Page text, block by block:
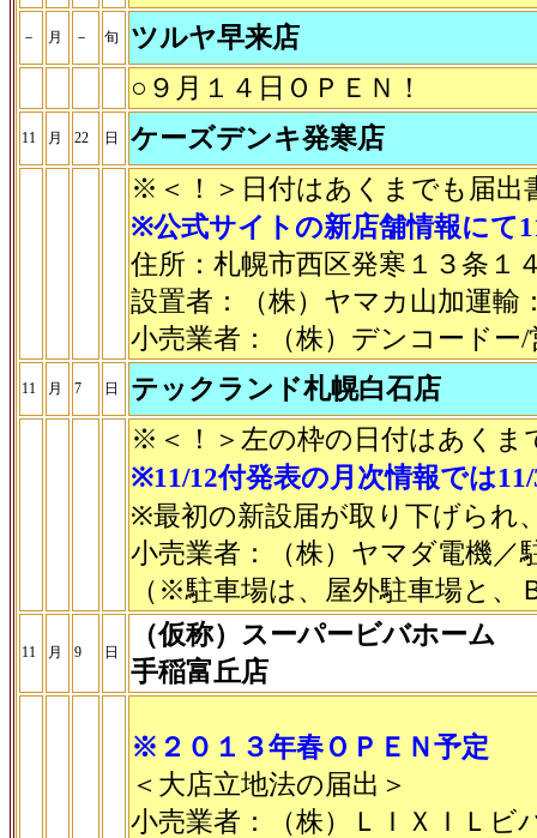
－ 月 － 旬
ツルヤ早来店
○９月１４日ＯＰＥＮ！
11 月 22 日
ケーズデンキ発寒店
※＜！＞日付はあくまでも届出
※公式サイトの新店舗情報にて
住所：札幌市西区発寒１３条１
設置者：（株）ヤマカ山加運輸
小売業者：（株）デンコードー
11 月 7 日
テックランド札幌白石店
※＜！＞左の枠の日付はあくま
※11/12付発表の月次情報では
※最初の新設届が取り下げられ
小売業者：（株）ヤマダ電機／
（※駐車場は、屋外駐車場と、
11 月 9 日
（仮称）スーパービバホーム
手稲富丘店
※２０１３年春ＯＰＥＮ予定
＜大店立地法の届出＞
小売業者：（株）ＬＩＸＩＬビ